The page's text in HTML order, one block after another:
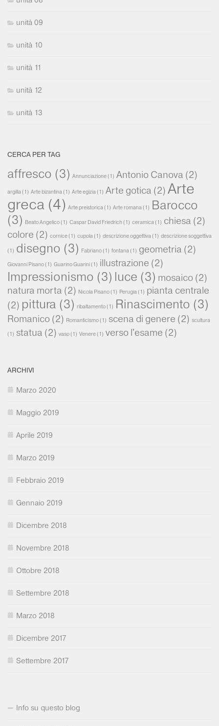
unità 09
unità 10
unità 11
unità 12
unità 13
CERCA PER TAG
affresco (3) Annunciazione(1) Antonio Canova (2)
argilla (1) Arte bizantina (1) Arte egizia (1) Arte gotica (2) Arte
greca (4) Arte preistorica (1) Arte romana (1) Barocco
(3) Beato Angelico(1) Caspar David Friedrich (1) ceramica (1) chiesa (2)
colore (2) cornice(1) cupola (1) descrizione oggettiva (1) descrizione soggettiva
(1) disegno (3) Fabriano(1) fontana (1) geometria (2)
Giovanni Pisano(1) Guarino Guarini(1) illustrazione (2)
Impressionismo (3) luce (3) mosaico (2)
natura morta (2) Nicola Pisano(1) Perugia (1) pianta centrale
(2) pittura (3) ribaltamento(1) Rinascimento (3)
Romanico (2) Romanticismo(1) scena di genere (2) scultura
(1) statua (2) vaso(1) Venere(1) verso l'esame (2)
ARCHIVI
Marzo 2020
Maggio 2019
Aprile 2019
Marzo 2019
Febbraio 2019
Gennaio 2019
Dicembre 2018
Novembre 2018
Ottobre 2018
Settembre 2018
Marzo 2018
Dicembre 2017
Settembre 2017
Info su questo blog